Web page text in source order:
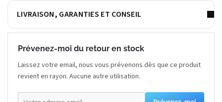
LIVRAISON, GARANTIES ET CONSEIL
Prévenez-moi du retour en stock
Laissez votre email, nous vous prévenons dès que ce produit
revient en rayon. Aucune autre utilisation.